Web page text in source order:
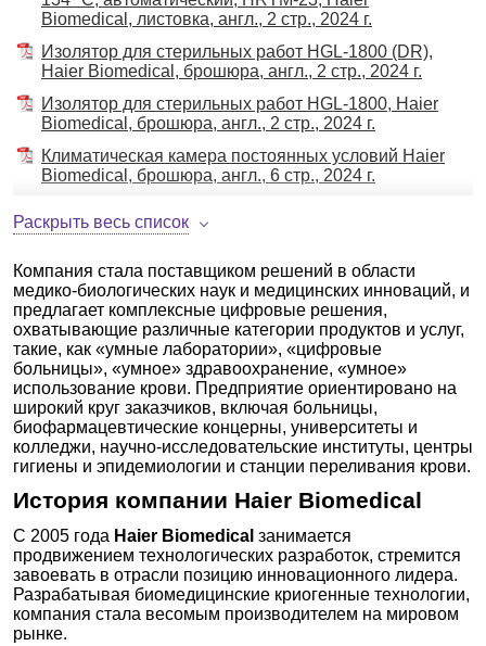
Biomedical, листовка, англ., 2 стр., 2024 г.
Изолятор для стерильных работ HGL-1800 (DR),
Haier Biomedical, брошюра, англ., 2 стр., 2024 г.
Изолятор для стерильных работ HGL-1800, Haier
Biomedical, брошюра, англ., 2 стр., 2024 г.
Климатическая камера постоянных условий Haier
Biomedical, брошюра, англ., 6 стр., 2024 г.
Криохранилища Haier, каталог, англ., 33 стр., 2024
Криохранилища серии Biobank Series for Large
Scale Storage, Haier, каталог, англ., 12 стр., 2024 г
Криохранилища серии Biobank Series for Large
Scale Storage, Haier, каталог, англ., 12 стр., 2024 г.
Лиофильная сушилка DG-65Z04-10A, Haier,
брошюра, англ., 4 стр., 2023 г.
Лиофильная сушилка HDG-80Z10-50, Haier,
брошюра, англ., 12 стр., 2025 г.
Морозильник - 10… - 25 °С, 92 л, вертикальный,
брошюра, англ., 3 стр., 2023 г.
Морозильник - 10… - 30 °С, 278 л, вертикальный,
взрывозащищенный, DW-30L278SF, Haier,
брошюра, англ., 2 стр., 2023 г.
Раскрыть весь список
Компания стала поставщиком решений в области
медико-биологических наук и медицинских инноваций, и
предлагает комплексные цифровые решения,
охватывающие различные категории продуктов и услуг,
такие, как «умные лаборатории», «цифровые
больницы», «умное» здравоохранение, «умное»
использование крови. Предприятие ориентировано на
широкий круг заказчиков, включая больницы,
биофармацевтические концерны, университеты и
колледжи, научно-исследовательские институты, центры
гигиены и эпидемиологии и станции переливания крови.
История компании Haier Biomedical
С 2005 года Haier Biomedical занимается
продвижением технологических разработок, стремится
завоевать в отрасли позицию инновационного лидера.
Разрабатывая биомедицинские криогенные технологии,
компания стала весомым производителем на мировом
рынке.